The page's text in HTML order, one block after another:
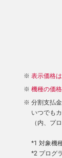
表示価格
機種の価
分割支払
いつでも
（内、プ
*1 対象機
*2 プログ